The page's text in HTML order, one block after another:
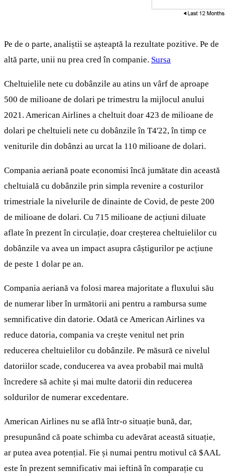
Pe de o parte, analiștii se așteaptă la rezultate pozitive. Pe de
altă parte, unii nu prea cred în companie. Sursa
Cheltuielile nete cu dobânzile au atins un vârf de aproape
500 de milioane de dolari pe trimestru la mijlocul anului
2021. American Airlines a cheltuit doar 423 de milioane de
dolari pe cheltuieli nete cu dobânzile în T4'22, în timp ce
veniturile din dobânzi au urcat la 110 milioane de dolari.
Compania aeriană poate economisi încă jumătate din această
cheltuială cu dobânzile prin simpla revenire a costurilor
trimestriale la nivelurile de dinainte de Covid, de peste 200
de milioane de dolari. Cu 715 milioane de acțiuni diluate
aflate în prezent în circulație, doar creșterea cheltuielilor cu
dobânzile va avea un impact asupra câștigurilor pe acțiune
de peste 1 dolar pe an.
Compania aeriană va folosi marea majoritate a fluxului său
de numerar liber în următorii ani pentru a rambursa sume
semnificative din datorie. Odată ce American Airlines va
reduce datoria, compania va crește venitul net prin
reducerea cheltuielilor cu dobânzile. Pe măsură ce nivelul
datoriilor scade, conducerea va avea probabil mai multă
încredere să achite și mai multe datorii din reducerea
soldurilor de numerar excedentare.
American Airlines nu se află într-o situație bună, dar,
presupunând că poate schimba cu adevărat această situație,
ar putea avea potențial. Fie și numai pentru motivul că $AAL
este în prezent semnificativ mai ieftină în comparație cu